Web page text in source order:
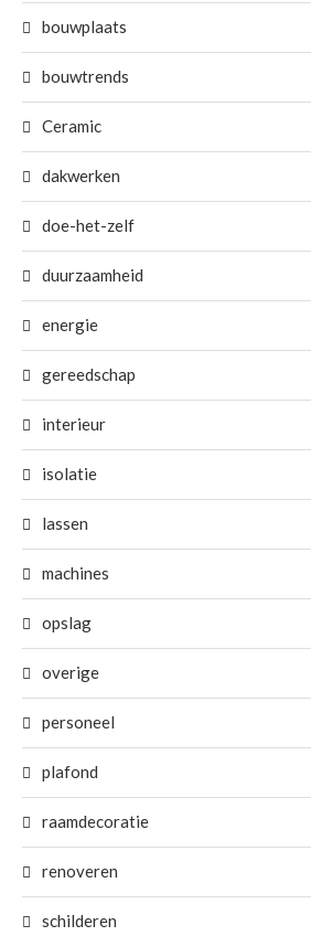
bouwplaats
bouwtrends
Ceramic
dakwerken
doe-het-zelf
duurzaamheid
energie
gereedschap
interieur
isolatie
lassen
machines
opslag
overige
personeel
plafond
raamdecoratie
renoveren
schilderen